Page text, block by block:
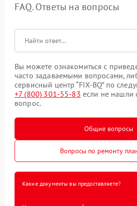
FAQ. Ответы на вопросы
Вы можете ознакомиться с
часто задаваемыми вопросами,
сервисный центр “FIX-BQ” по
+7 (800) 301-55-83 если не нашли
вопрос.
Общие вопросы
Вопросы по ремонту
Какие документы вы предоставляете?